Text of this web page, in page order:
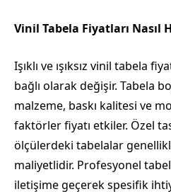
Vinil Tabela Fiyatları Nasıl
Işıklı ve ışıksız vinil tabela
bağlı olarak değişir. Tabela
malzeme, baskı kalitesi ve
faktörler fiyatı etkiler. Özel
ölçülerdeki tabelalar
maliyetlidir. Profesyonel
iletişime geçerek spesifik